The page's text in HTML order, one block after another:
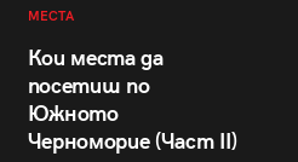
МЕСТА
Кои места да
посетиш по
Южното
Черноморие (Част II)